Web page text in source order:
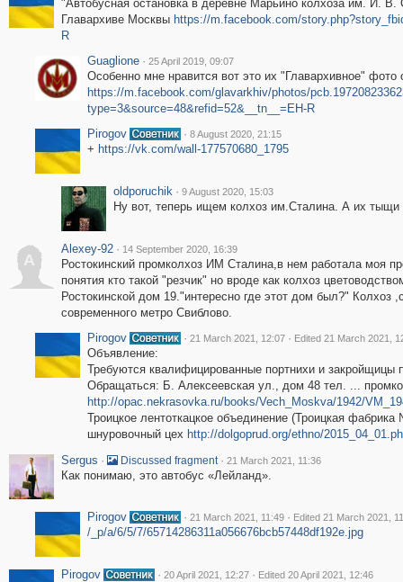
"Автобусная остановка в деревне Марьино колхоза им. И. В.
Главархиве Москвы https://m.facebook.com/
R
Guaglione · 25 April 2019, 09:07
Особенно мне нравится вот это их "Главархивное"
https://m.facebook.com/glavarkhiv/photos/
type=3&source=48&refid=52&__tn__=EH-R
Pirogov
· 8 August 2020, 21:15
+ https://vk.com/wall-177570680_1795
oldporuchik · 9 August 2020, 15:03
Ну вот, теперь ищем колхоз им.Сталина. А их
A
Alexey-92 · 14 September 2020, 16:39
Ростокинский промколхоз ИМ Сталина,в нем работала моя
понятия кто такой "резчик" но вроде как колхоз
Ростокинской дом 19."интересно где этот дом был?" Колхоз
современного метро Свиблово.
Pirogov
· 21 March 2021, 12:07 · Edited 21 March 2021,
Объявление:
Требуются квалифицированные портнихи и закройщицы
Обращаться: Б. Алексеевская ул., дом 48 тел. ...
http://opac.nekrasovka.ru/books/Vech_Moskva/1942/
Троицкое лентоткацкое объединение (Троицкая
шнуровочный цех http://dolgoprud.org/ethno/
Sergus · Discussed fragment · 21 March 2021, 11:36
Как понимаю, это автобус «Лейланд».
Pirogov · 21 March 2021, 11:49 · Edited 21 March 2021,
/_p/a/6/5/7/65714286311a056676bcb57448df192e.jpg
Pirogov · 20 April 2021, 12:27 · Edited 20 April 2021, 12:46